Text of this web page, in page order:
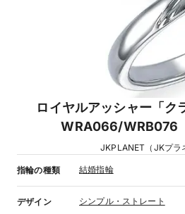
ロイヤルアッシャー「ク
WRA066/WRB076
JKPLANET（JKプラ
指輪の種類 結婚指輪
デザイン シンプル・ストレート